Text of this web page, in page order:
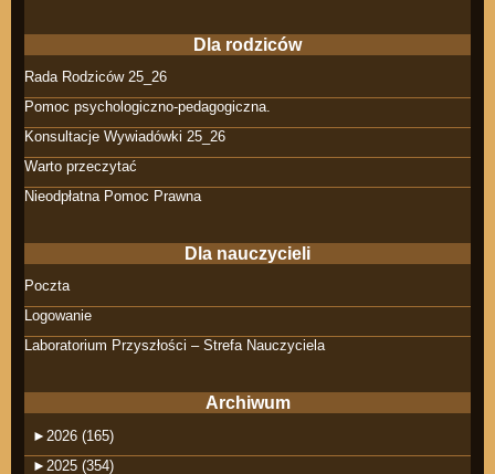
Dla rodziców
Rada Rodziców 25_26
Pomoc psychologiczno-pedagogiczna.
Konsultacje Wywiadówki 25_26
Warto przeczytać
Nieodpłatna Pomoc Prawna
Dla nauczycieli
Poczta
Logowanie
Laboratorium Przyszłości – Strefa Nauczyciela
Archiwum
► 2026 (165)
► 2025 (354)